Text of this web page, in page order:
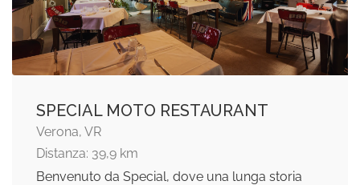
SPECIAL MOTO RESTAURANT
Verona, VR
Distanza: 39,9 km
Benvenuto da Special, dove una lunga storia